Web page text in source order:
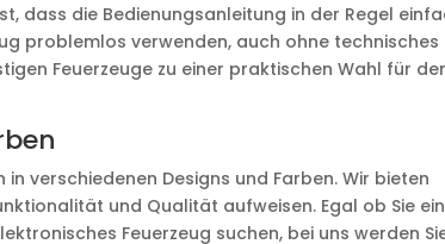
dass die Bedienungsanleitung in der Regel
problemlos verwenden, auch ohne technisches
Feuerzeuge zu einer praktischen Wahl für
verschiedenen Designs und Farben. Wir bieten
und Qualität aufweisen. Egal ob Sie ein
Feuerzeug suchen, bei uns werden